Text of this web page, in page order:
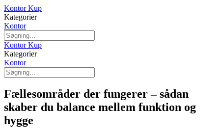
Kontor Kup
Kategorier
Kontor
Kontor Kup
Kategorier
Kontor
Fællesområder der fungerer – sådan
skaber du balance mellem funktion og
hygge